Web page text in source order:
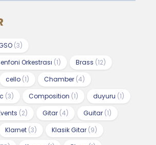
(3)
Orkestrası (1) Brass (12)
cello (1) Chamber (4)
(3) Composition (1) duyuru (1)
(2) Gitar (4) Guitar (1)
Klarnet (3) Klasik Gitar (9)